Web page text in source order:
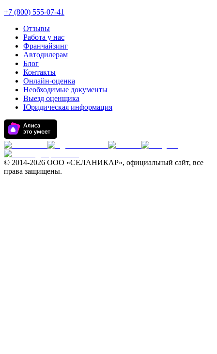
+7 (800) 555-07-41
Отзывы
Работа у нас
Франчайзинг
Автодилерам
Блог
Контакты
Онлайн-оценка
Необходимые документы
Выезд оценщика
Юридическая информация
© 2014-2026 ООО «СЕЛАНИКАР», официальный сайт, все
права защищены.